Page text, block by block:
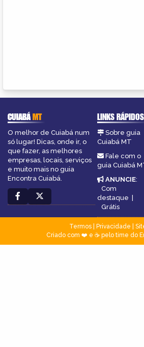
CUIABÁMT
O melhor de Cuiabá num
só lugar! Dicas, onde ir, o
que fazer, as melhores
empresas, locais, serviços
e muito mais no guia
Encontra Cuiabá.
LINKS RÁPIDOS
Sobre guia
Cuiabá MT
Fale com o
guia Cuiabá
ANUNCIE:
Com
destaque |
Grátis
Termos| Privacidade
Criado com ❤️ e ☕ pelo time do